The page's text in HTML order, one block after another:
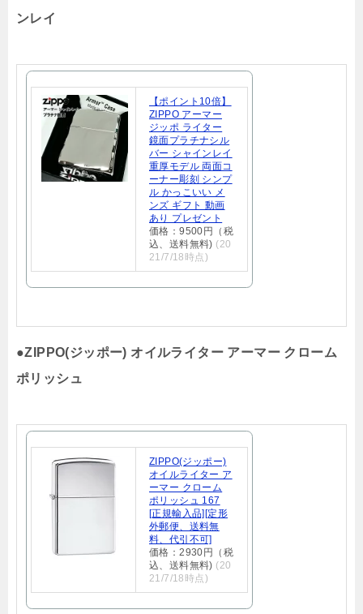
ンレイ
【ポイント10倍】
ZIPPO アーマー
ジッポ ライター
鏡面プラチナシル
バー シャインレイ
重厚モデル 両面コ
ーナー彫刻 シンプ
ル かっこいい メ
ンズ ギフト 動画
あり プレゼント
価格：9500円（税
込、送料無料) (20
21/7/18時点)
●ZIPPO(ジッポー) オイルライター アーマー クローム
ポリッシュ
ZIPPO(ジッポー)
オイルライター ア
ーマー クローム
ポリッシュ 167
[正規輸入品][定形
外郵便、送料無
料、代引不可]
価格：2930円（税
込、送料無料) (20
21/7/18時点)